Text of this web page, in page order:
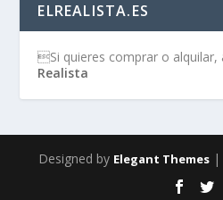
ELREALISTA.ES
Si quieres comprar o alquilar,
Realista
Designed by Elegant Themes |